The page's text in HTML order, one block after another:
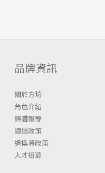
品牌資訊
關於方坊
角色介紹
媒體報導
運送政策
退換貨政策
人才招募